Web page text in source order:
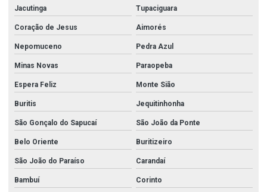
Tubo mecanico aço inox 316
Tubo quadrado aço inox preço
Tubo retangular aço inox preço
Tubos de aço carbono a 106
Tubos de aço carbono a 53
Tubos de aço carbono api 5l
Tubos de aço carbono com costura
Tubos de aço carbono sem costura
Jacutinga Tupaciguara
Coração de Jesus Aimorés
Nepomuceno Pedra Azul
Minas Novas Paraopeba
Espera Feliz Monte Sião
Buritis Jequitinhonha
São Gonçalo do Sapucaí São João da Ponte
Belo Oriente Buritizeiro
São João do Paraíso Carandaí
Bambuí Corinto